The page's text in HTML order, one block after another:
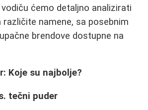
ćemo detaljno analizirati
različite namene, sa posebnim
brendove dostupne na
Koje su najbolje?
tečni puder